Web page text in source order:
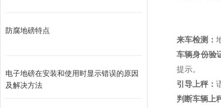
防腐地磅特点
电子地磅在安装和使用时显示错误的原因
及解决方法
来车检测：
车辆身份验
提示。
引导上秤：
判断车辆上